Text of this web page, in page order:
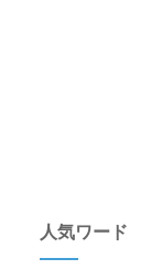
人気ワード